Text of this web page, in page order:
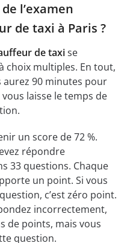
l’examen
de taxi à Paris ?
de taxise
choix multiples. En tout,
aurez 90 minutes pour
laisse le temps de
un score de 72 %.
répondre
33 questions. Chaque
un point. Si vous
c’est zéro point.
incorrectement,
de points, mais vous
question.